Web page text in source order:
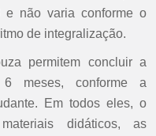
e não varia conforme o
de integralização.
permitem concluir a
meses, conforme a
Em todos eles, o
didáticos, as